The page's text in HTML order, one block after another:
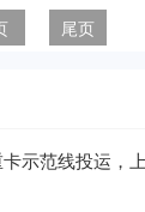
尾页
投运，上汽集团商用